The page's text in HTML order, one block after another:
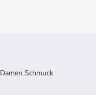
Damen Schmuck